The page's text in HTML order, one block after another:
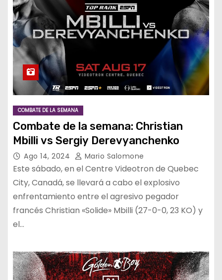
COMBATE DE LA SEMANA
Combate de la semana: Christian
Mbilli vs Sergiy Derevyanchenko
Ago 14, 2024 Mario Salomone
Este sábado, en el Centre Videotron de Quebec
City, Canadá, se llevará a cabo el explosivo
enfrentamiento entre el agresivo pegador
francés Christian «Solide» Mbilli (27-0-0, 23 KO) y
el…